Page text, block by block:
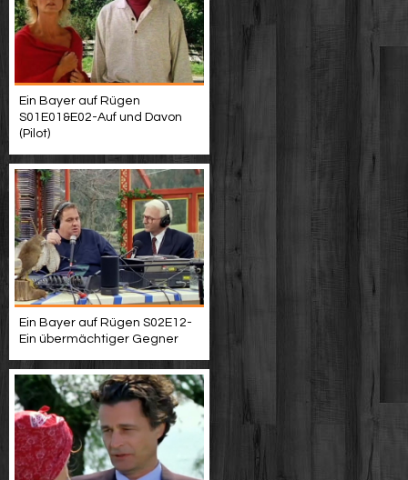
Ein Bayer auf Rügen
S01E01&E02-Auf und Davon
(Pilot)
Ein Bayer auf Rügen S02E12-
Ein übermächtiger Gegner